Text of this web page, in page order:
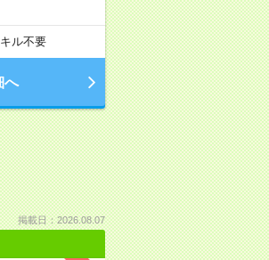
ル不要
へ
掲載日：2026.08.07